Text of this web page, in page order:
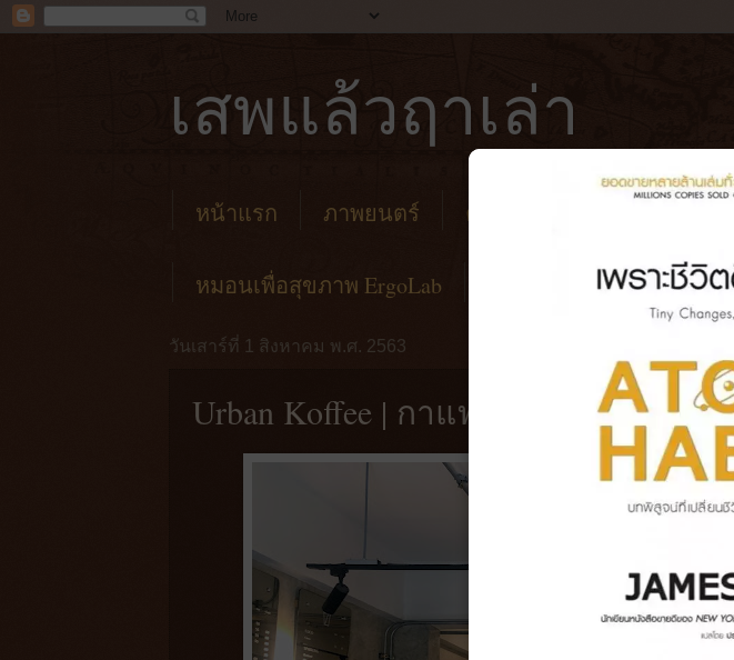
เสพแล้วฤาเล่า
หน้าแรก ภาพยนตร์ คาเฟ่
หมอนเพื่อสุขภาพ ErgoLab
วันเสาร์ที่ 1 สิงหาคม พ.ศ. 2563
Urban Koffee | กาแฟในเมือง ตกแต่งส